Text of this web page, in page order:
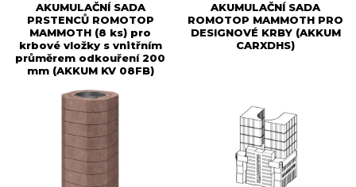
AKUMULAČNÍ SADA
PRSTENCŮ ROMOTOP
MAMMOTH (8 ks) pro
krbové vložky s vnitřním
průměrem odkouření 200
mm (AKKUM KV 08FB)
AKUMULAČNÍ SADA
ROMOTOP MAMMOTH PRO
DESIGNOVÉ KRBY (AKKUM
CARXDHS)